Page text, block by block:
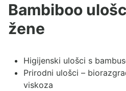
Bambiboo
žene
Higijenski ulošci s
Prirodni ulošci –
viskoza